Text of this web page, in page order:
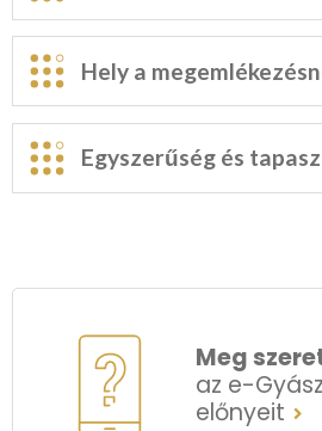
Hely a
Egyszerűség és
Meg
az e-
előnyeit